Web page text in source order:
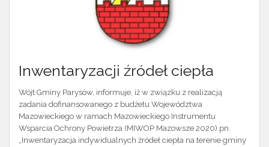
Inwentaryzacji źródeł ciepła
Wójt Gminy Parysów, informuje, iż w związku z realizacją
zadania dofinansowanego z budżetu Województwa
Mazowieckiego w ramach Mazowieckiego Instrumentu
Wsparcia Ochrony Powietrza (MIWOP Mazowsze 2020) pn.
„Inwentaryzacja indywidualnych źródeł ciepła na terenie gminy